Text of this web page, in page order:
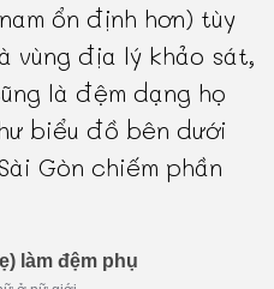
ổn định hơn) tùy
vùng địa lý khảo sát,
là đệm dạng họ
biểu đồ bên dưới
Gòn chiếm phần